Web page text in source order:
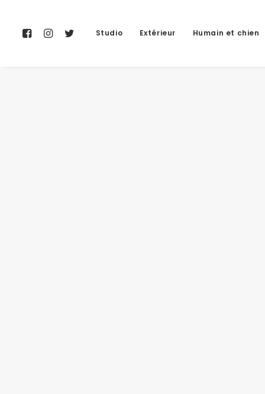
Studio Extérieur Humain et chien